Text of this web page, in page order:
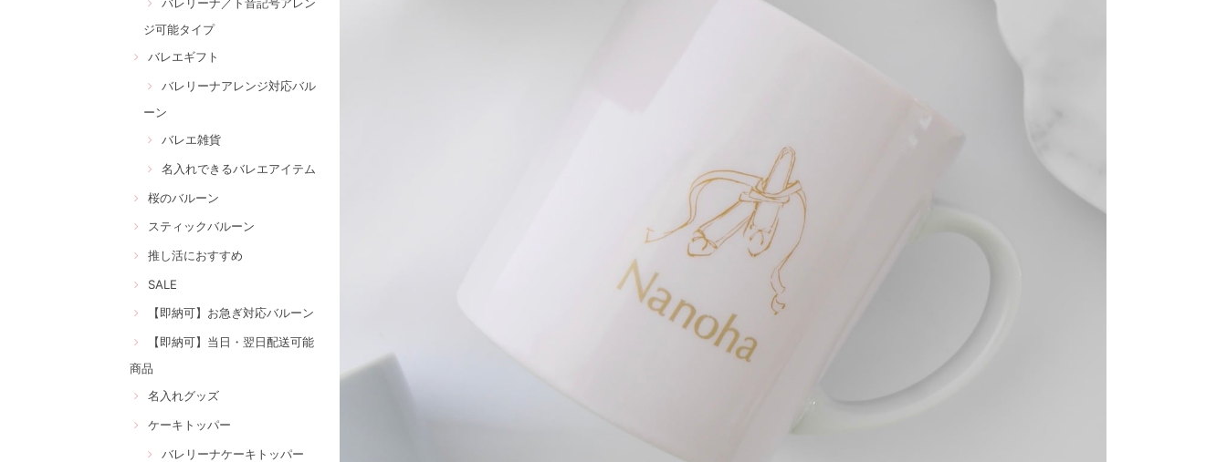
ジ可能タイプ
バレエギフト
バレリーナアレンジ対応バル
ーン
バレエ雑貨
名入れできるバレエアイテム
桜のバルーン
スティックバルーン
推し活におすすめ
SALE
【即納可】お急ぎ対応バルーン
【即納可】当日・翌日配送可能
商品
名入れグッズ
ケーキトッパー
バレリーナケーキトッパー